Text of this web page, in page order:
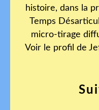
histoire, dans la
Temps
micro-tirage
Voir le profil de